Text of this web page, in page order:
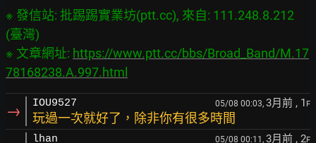
※ 發信站: 批踢踢實業坊(ptt.cc), 來自: 111.248.8.212
(臺灣)
※ 文章網址: https://www.ptt.cc/bbs/Broad_Band/M.17
78168238.A.997.html
→ IOU9527 05/08 00:03, 3月前 , 1 F
玩過一次就好了，除非你有很多時間
lhan 05/08 00:11, 3月前 , 2F